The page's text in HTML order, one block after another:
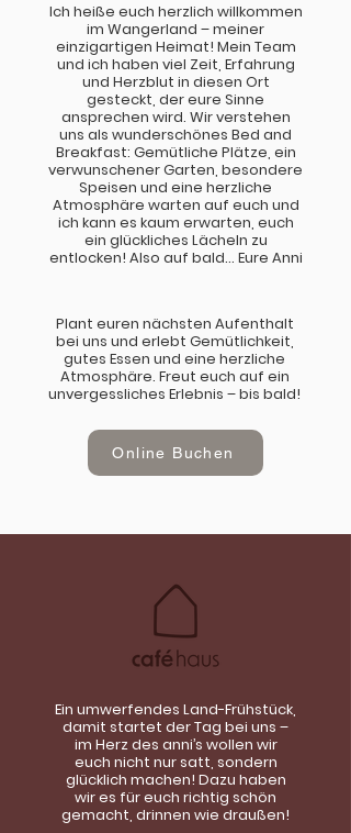
Ich heiße euch herzlich willkommen
im Wangerland – meiner
einzigartigen Heimat! Mein Team
und ich haben viel Zeit, Erfahrung
und Herzblut in diesen Ort
gesteckt, der eure Sinne
ansprechen wird. Wir verstehen
uns als wunderschönes Bed and
Breakfast: Gemütliche Plätze, ein
verwunschener Garten, besondere
Speisen und eine herzliche
Atmosphäre warten auf euch und
ich kann es kaum erwarten, euch
ein glückliches Lächeln zu
entlocken! Also auf bald… Eure Anni
Plant euren nächsten Aufenthalt
bei uns und erlebt Gemütlichkeit,
gutes Essen und eine herzliche
Atmosphäre. Freut euch auf ein
unvergessliches Erlebnis – bis bald!
Online Buchen
Ein umwerfendes Land-Frühstück,
damit startet der Tag bei uns –
im Herz des anni’s wollen wir
euch nicht nur satt, sondern
glücklich machen! Dazu haben
wir es für euch richtig schön
gemacht, drinnen wie draußen!